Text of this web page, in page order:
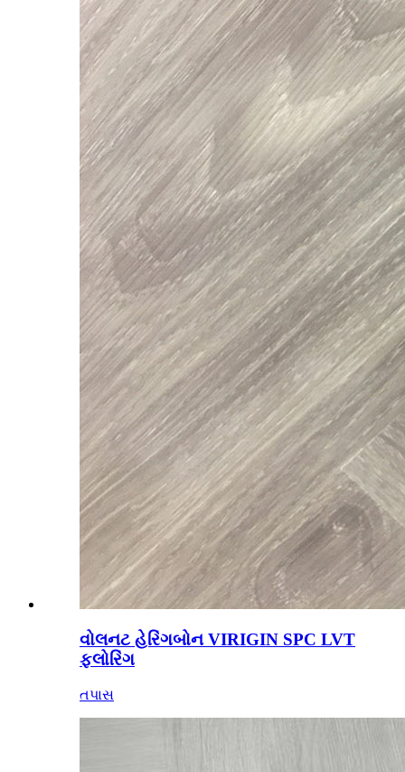
વોલનટ હેરિંગબોન VIRIGIN SPC LVT
ફ્લોરિંગ
તપાસ